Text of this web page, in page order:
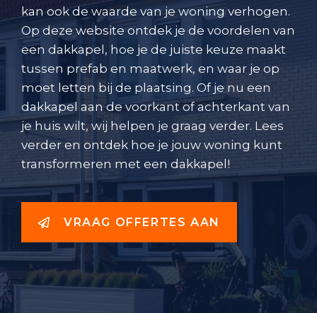
kan ook de waarde van je woning verhogen.
Op deze website ontdek je de voordelen van
een dakkapel, hoe je de juiste keuze maakt
tussen prefab en maatwerk, en waar je op
moet letten bij de plaatsing. Of je nu een
dakkapel aan de voorkant of achterkant van
je huis wilt, wij helpen je graag verder. Lees
verder en ontdek hoe je jouw woning kunt
transformeren met een dakkapel!
VRAAG OFFERTES AAN